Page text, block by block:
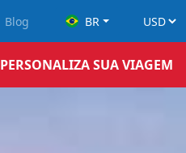
Blog BR
PERSONALIZA SUA VIAGEM